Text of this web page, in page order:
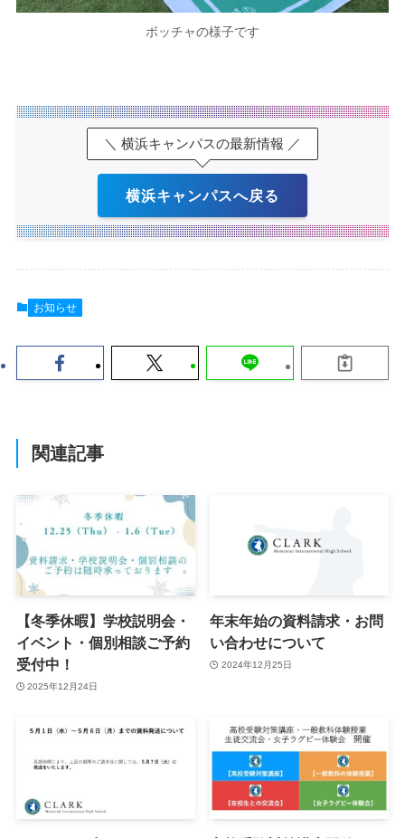
ボッチャの様子です
＼ 横浜キャンパスの最新情報 ／
横浜キャンパスへ戻る
お知らせ
関連記事
【冬季休暇】学校説明会・
イベント・個別相談ご予約
受付中！
2025年12月24日
年末年始の資料請求・お問
い合わせについて
2024年12月25日